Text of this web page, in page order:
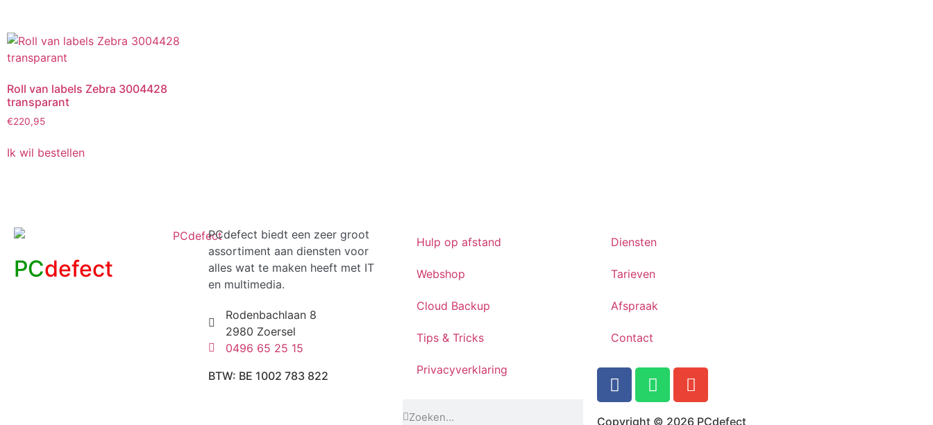
Roll van labels Zebra 3004428
transparant
€220,95
Ik wil bestellen
PCdefect
PCdefect biedt een zeer groot
assortiment aan diensten voor
alles wat te maken heeft met IT
en multimedia.
Rodenbachlaan 8
2980 Zoersel
0496 65 25 15
BTW: BE 1002 783 822
Hulp op afstand
Webshop
Cloud Backup
Tips & Tricks
Privacyverklaring
Diensten
Tarieven
Afspraak
Contact
Copyright © 2026 PCdefect